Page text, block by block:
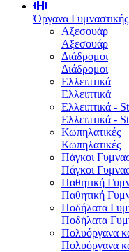
Όργανα Γυμναστικής
Αξεσουάρ
Αξεσουάρ
Διάδρομοι
Διάδρομοι
Ελλειπτικά
Ελλειπτικά
Ελλειπτικά -
Ελλειπτικά -
Κωπηλατικές
Κωπηλατικές
Πάγκοι
Πάγκοι
Παθητική
Παθητική
Ποδήλατα
Ποδήλατα
Πολυόργανα
Πολυόργανα